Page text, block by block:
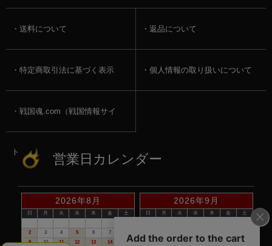
送料について 返品について
特定商取引法に基づく表示 個人情報の取り扱いについて
戦国魂.com（戦国情報サイ
ト） 営業日カレンダー
2026年8月
日 月 火 水 木 金
土
2
3 4 5 6 7
9
10 11 12 13 14 15
2026年9月
日 月 火 水 木 金
土
13
14 15 16 17 18 19